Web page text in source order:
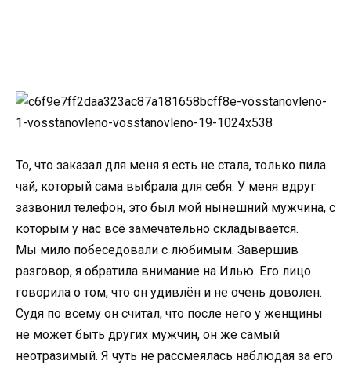
То, что заказал для меня я есть не стала, только пила
чай, который сама выбрала для себя. У меня вдруг
зазвонил телефон, это был мой нынешний мужчина, с
которым у нас всё замечательно складывается.
Мы мило побеседовали с любимым. Завершив
разговор, я обратила внимание на Илью. Его лицо
говорила о том, что он удивлён и не очень доволен.
Судя по всему он считал, что после него у женщины
не может быть других мужчин, он же самый
неотразимый. Я чуть не рассмеялась наблюдая за его